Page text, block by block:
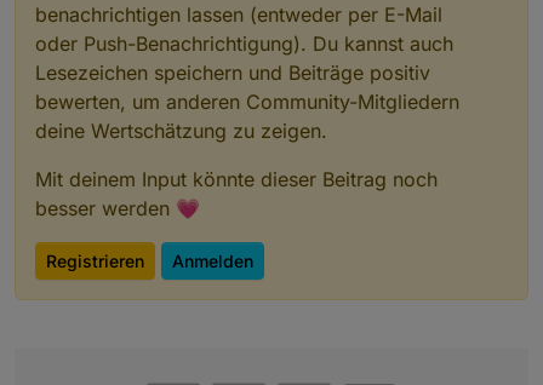
benachrichtigen lassen (entweder per E-Mail
oder Push-Benachrichtigung). Du kannst auch
Lesezeichen speichern und Beiträge positiv
bewerten, um anderen Community-Mitgliedern
deine Wertschätzung zu zeigen.
Mit deinem Input könnte dieser Beitrag noch
besser werden 💗
Registrieren Anmelden